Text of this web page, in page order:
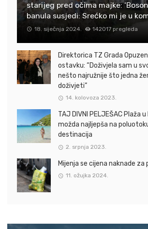
starijeg pred očima majke:
banula susjedi: Srećko mi je u
18. siječnja 2024. 142017 pregleda
Direktorica TZ Grada
ostavku: “Doživjela sam u
nešto najružnije što jedna
doživjeti”
14. kolovoza 2023.
TAJ DIVNI PELJEŠAC Plaža
možda najljepša na
destinacija
2. srpnja 2023.
Mijenja se cijena naknade
11. ožujka 2024.